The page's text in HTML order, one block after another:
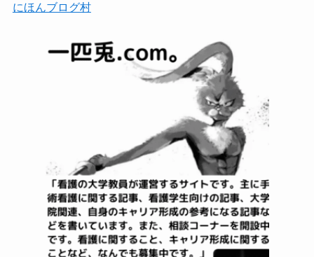
にほんブログ村